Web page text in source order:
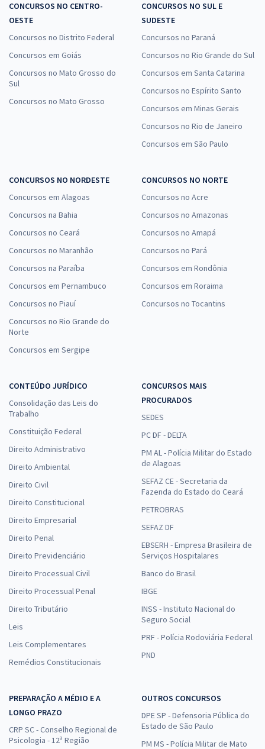
CONCURSOS NO CENTRO-
OESTE
Concursos no Distrito Federal
Concursos em Goiás
Concursos no Mato Grosso do
Sul
Concursos no Mato Grosso
CONCURSOS NO SUL E
SUDESTE
Concursos no Paraná
Concursos no Rio Grande do Sul
Concursos em Santa Catarina
Concursos no Espírito Santo
Concursos em Minas Gerais
Concursos no Rio de Janeiro
Concursos em São Paulo
CONCURSOS NO NORDESTE
Concursos em Alagoas
Concursos na Bahia
Concursos no Ceará
Concursos no Maranhão
Concursos na Paraíba
Concursos em Pernambuco
Concursos no Piauí
Concursos no Rio Grande do
Norte
Concursos em Sergipe
CONCURSOS NO NORTE
Concursos no Acre
Concursos no Amazonas
Concursos no Amapá
Concursos no Pará
Concursos em Rondônia
Concursos em Roraima
Concursos no Tocantins
CONTEÚDO JURÍDICO
Consolidação das Leis do
Trabalho
Constituição Federal
Direito Administrativo
Direito Ambiental
Direito Civil
Direito Constitucional
Direito Empresarial
Direito Penal
Direito Previdenciário
Direito Processual Civil
Direito Processual Penal
Direito Tributário
Leis
Leis Complementares
Remédios Constitucionais
CONCURSOS MAIS
PROCURADOS
SEDES
PC DF - DELTA
PM AL - Polícia Militar do Estado
de Alagoas
SEFAZ CE - Secretaria da
Fazenda do Estado do Ceará
PETROBRAS
SEFAZ DF
EBSERH - Empresa Brasileira de
Serviços Hospitalares
Banco do Brasil
IBGE
INSS - Instituto Nacional do
Seguro Social
PRF - Polícia Rodoviária Federal
PND
PREPARAÇÃO A MÉDIO E A
LONGO PRAZO
CRP SC - Conselho Regional de
Psicologia - 12ª Região
OUTROS CONCURSOS
DPE SP - Defensoria Pública do
Estado de São Paulo
PM MS - Polícia Militar de Mato